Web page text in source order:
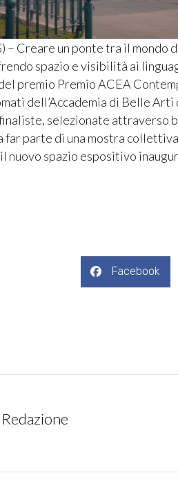
– Creare un ponte tra il mondo
spazio e visibilità ai
premio Premio ACEA
dell’Accademia di Belle Arti
selezionate attraverso
far parte di una mostra
nuovo spazio espositivo
Facebook
Redazione